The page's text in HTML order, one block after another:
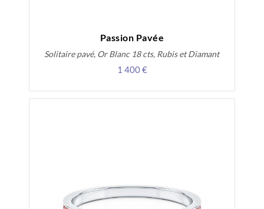
Passion Pavée
Solitaire pavé, Or Blanc 18 cts, Rubis et Diamant
1 400 €